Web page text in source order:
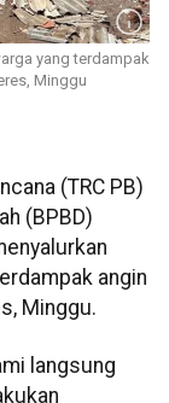
yang terdampak
Minggu
(TRC PB)
(BPBD)
angin
Minggu.
langsung